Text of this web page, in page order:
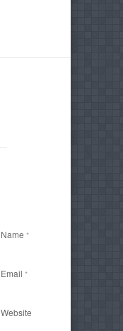
Name *
Email *
Website